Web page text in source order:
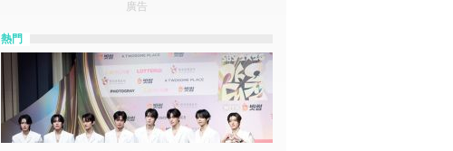
廣告
熱門